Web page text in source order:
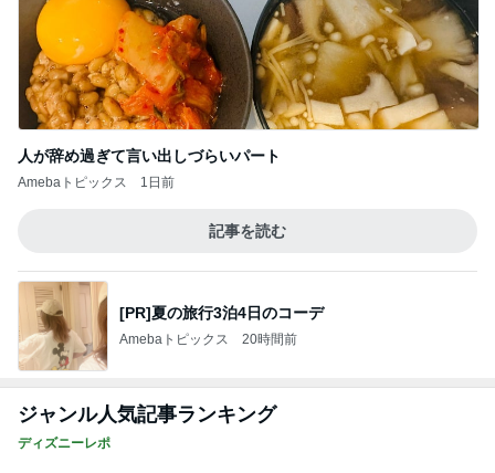
人が辞め過ぎて言い出しづらいパート
Amebaトピックス 1日前
記事を読む
[PR]夏の旅行3泊4日のコーデ
Amebaトピックス 20時間前
ジャンル人気記事ランキング
ディズニーレポ